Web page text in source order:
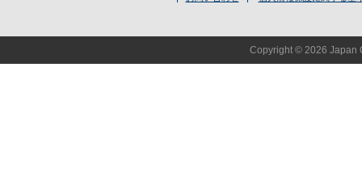
Copyright © 2026 Japan